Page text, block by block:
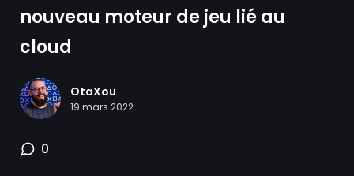
nouveau moteur de jeu lié au
cloud
OtaXou
19 mars 2022
0